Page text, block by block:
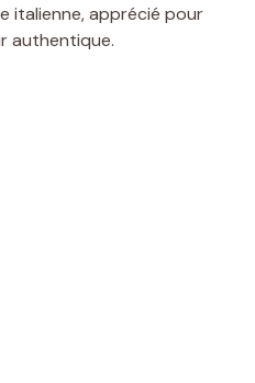
italienne, apprécié pour
authentique.